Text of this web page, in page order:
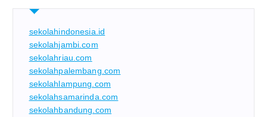
sekolahindonesia.id
sekolahjambi.com
sekolahriau.com
sekolahpalembang.com
sekolahlampung.com
sekolahsamarinda.com
sekolahbandung.com